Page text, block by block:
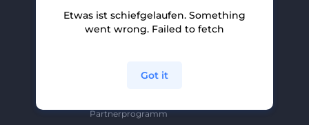
Partnerprogramm
Partnerprogramm
Etwas ist schiefgelaufen. Something
went wrong. Failed to fetch
Got it